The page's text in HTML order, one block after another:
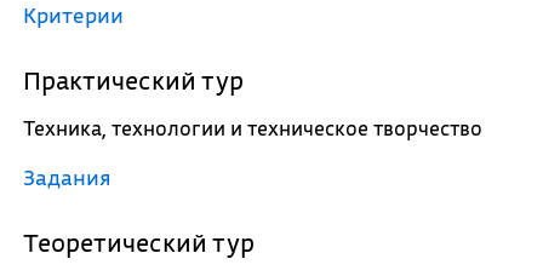
Критерии
Практический тур
Техника, технологии и техническое творчество
Задания
Теоретический тур